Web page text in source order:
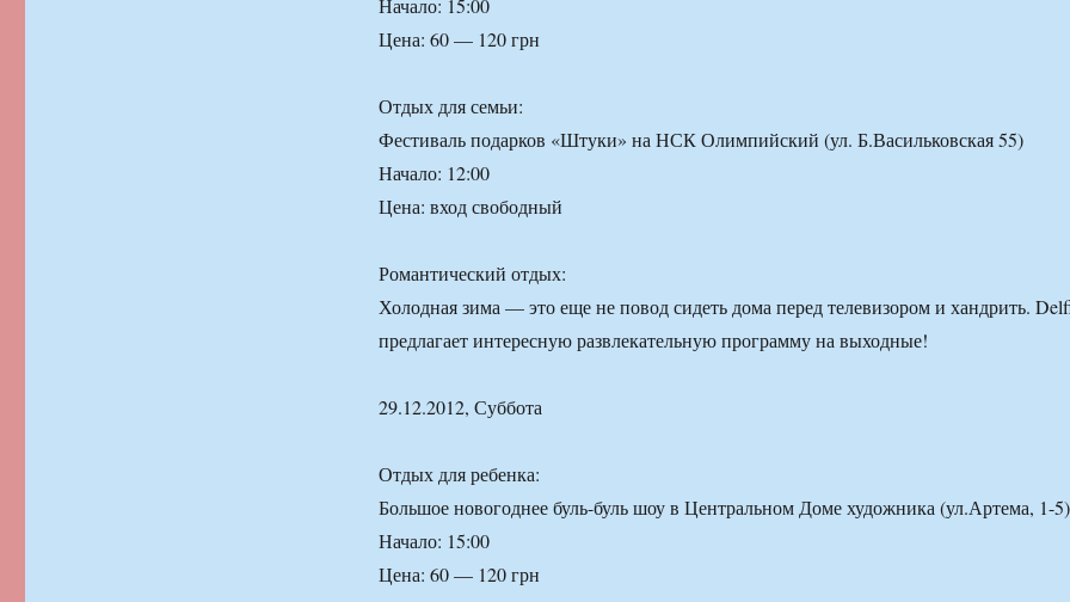
Начало: 15:00
Цена: 60 — 120 грн
Отдых для семьи:
Фестиваль подарков «Штуки» на НСК Олимпийский (ул. Б.Васильковская 55)
Начало: 12:00
Цена: вход свободный
Романтический отдых:
Холодная зима — это еще не повод сидеть дома перед телевизором и хандрить.
предлагает интересную развлекательную программу на выходные!
29.12.2012, Суббота
Отдых для ребенка:
Большое новогоднее буль-буль шоу в Центральном Доме художника (ул.Артема, 1-5)
Начало: 15:00
Цена: 60 — 120 грн